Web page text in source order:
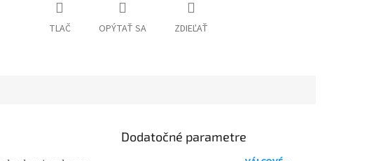
TLAČ OPÝTAŤ SA ZDIEĽAŤ
Dodatočné parametre